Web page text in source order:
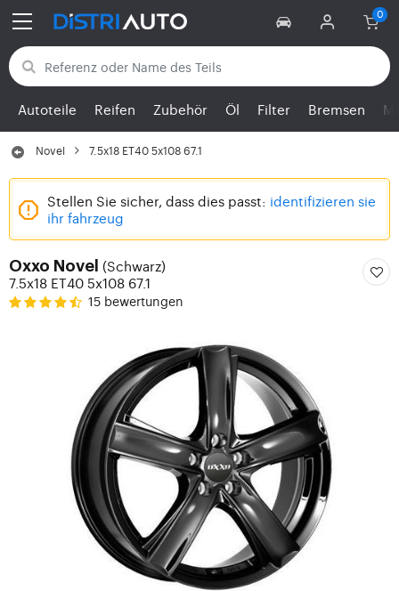
Zurück zu den Kategorien
Autoteile Reifen Zubehör Öl Filter Bremsen
Novel 7.5x18 ET40 5x108 67.1
Stellen Sie sicher, dass dies passt: identifizieren sie
ihr fahrzeug
Oxxo Novel (Schwarz)
7.5x18 ET40 5x108 67.1
15 bewertungen